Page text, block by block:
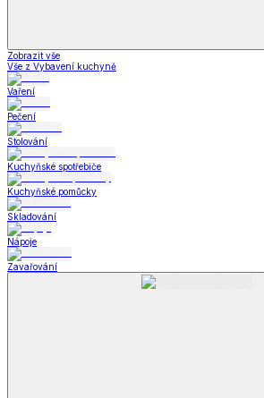
Zobrazit vše
Vše z Vybavení kuchyně
Vaření
Pečení
Stolování
Kuchyňské spotřebiče
Kuchyňské pomůcky
Skladování
Nápoje
Zavařování